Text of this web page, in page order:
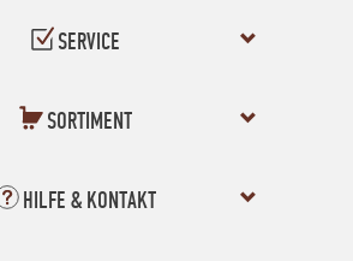
SERVICE
SORTIMENT
HILFE & KONTAKT